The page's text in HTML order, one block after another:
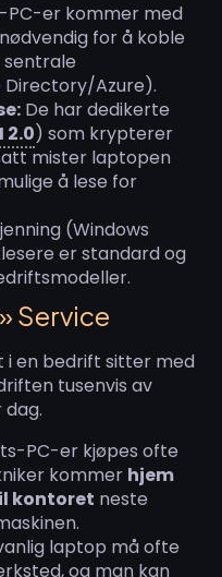
PC-er kommer med
for å koble
Azure).
De har dedikerte
2.0) som krypterer
mister laptopen
å lese for
(Windows
er standard og
Service
i en bedrift sitter med
tusenvis av
PC-er kjøpes ofte
kommer hjem
kontoret neste
laptop må ofte
og man kan